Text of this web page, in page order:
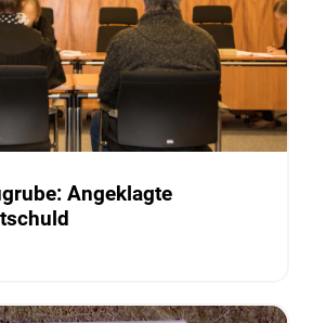
Angeklagte